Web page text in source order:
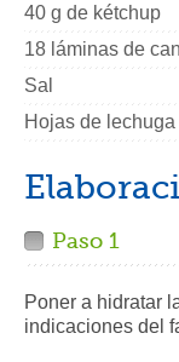
40 g de kétchup
18 láminas de
Sal
Hojas de
Paso 1
Poner a hidratar
indicaciones del